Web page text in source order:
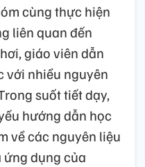
cùng thực hiện
liên quan đến
giáo viên dẫn
với nhiều nguyên
suốt tiết dạy,
hướng dẫn học
về các nguyên liệu
dụng của